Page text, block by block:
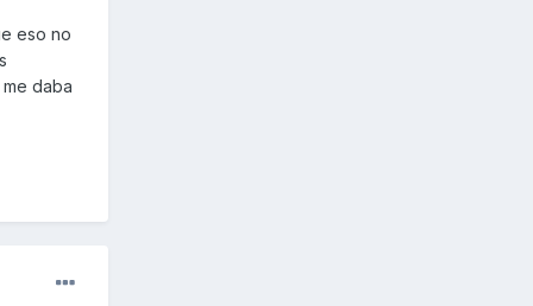
eso no
daba